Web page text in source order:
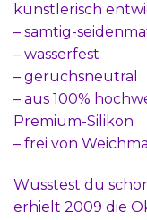
künstlerisch
– samtig-
– wasserfest
– geruchsneutral
– aus 100%
Premium-Silikon
– frei von
Wusstest du
erhielt 2009 die